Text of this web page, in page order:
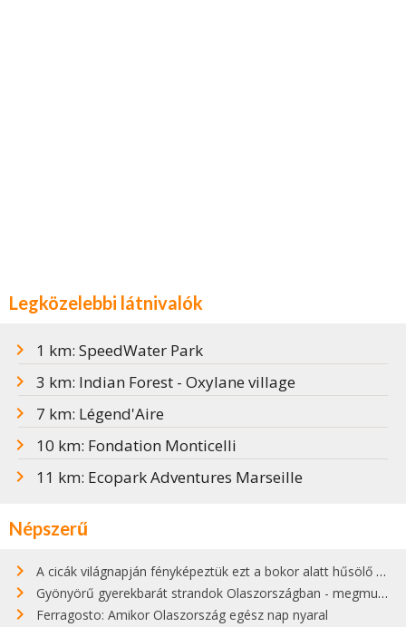
Legközelebbi látnivalók
1 km: SpeedWater Park
3 km: Indian Forest - Oxylane village
7 km: Légend'Aire
10 km: Fondation Monticelli
11 km: Ecopark Adventures Marseille
Népszerű
A cicák világnapján fényképeztük ezt a bokor alatt hűsölő cicát Kisorosziban
Gyönyörű gyerekbarát strandok Olaszországban - megmutatjuk a 15 legjobbat
Ferragosto: Amikor Olaszország egész nap nyaral